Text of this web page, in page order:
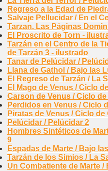
Regreso a la Edad de
Salvaje Pellucidar / En el
Tarzan. Las Páginas
El Proscrito de Torn -
Tarzán en el Centro de la
de Tarzán 3 - ilustrado
Tanar de Pelúcidar /
Llana de Gathol / Bajo las
El Regreso de Tarzán / La
El Mago de Venus / Ciclo
Carson de Venus / Ciclo
Perdidos en Venus / Ciclo
Piratas de Venus / Ciclo
Pelúcidar / Pelúcidar 2
Hombres Sintéticos de
9
Espadas de Marte / Bajo
Tarzán de los Simios / La
Un Combatiente de Marte